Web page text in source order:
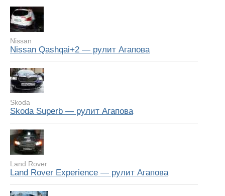
Nissan
Nissan Qashqai+2 — рулит Агапова
Skoda
Skoda Superb — рулит Агапова
Land Rover
Land Rover Experience — рулит Агапова